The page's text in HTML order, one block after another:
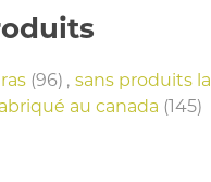
(96) , sans produits
au canada (145)